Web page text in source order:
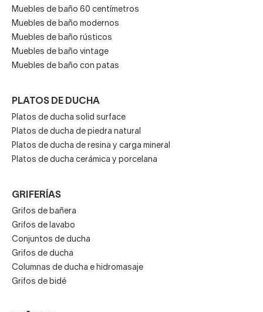
Muebles de baño 60 centímetros
Muebles de baño modernos
Muebles de baño rústicos
Muebles de baño vintage
Muebles de baño con patas
PLATOS DE DUCHA
Platos de ducha solid surface
Platos de ducha de piedra natural
Platos de ducha de resina y carga mineral
Platos de ducha cerámica y porcelana
GRIFERÍAS
Grifos de bañera
Grifos de lavabo
Conjuntos de ducha
Grifos de ducha
Columnas de ducha e hidromasaje
Grifos de bidé